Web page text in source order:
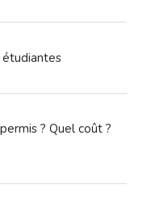
étudiantes
? Quel coût ?